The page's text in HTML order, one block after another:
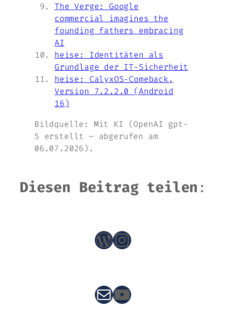
The Verge: Google
commercial imagines the
founding fathers embracing
AI
heise: Identitäten als
Grundlage der IT‑Sicherheit
heise: CalyxOS‑Comeback,
Version 7.2.2.0 (Android
16)
Bildquelle: Mit KI (OpenAI gpt-
5 erstellt – abgerufen am
06.07.2026).
Diesen Beitrag teilen :
WordPress Instagram
E-Mail YouTube